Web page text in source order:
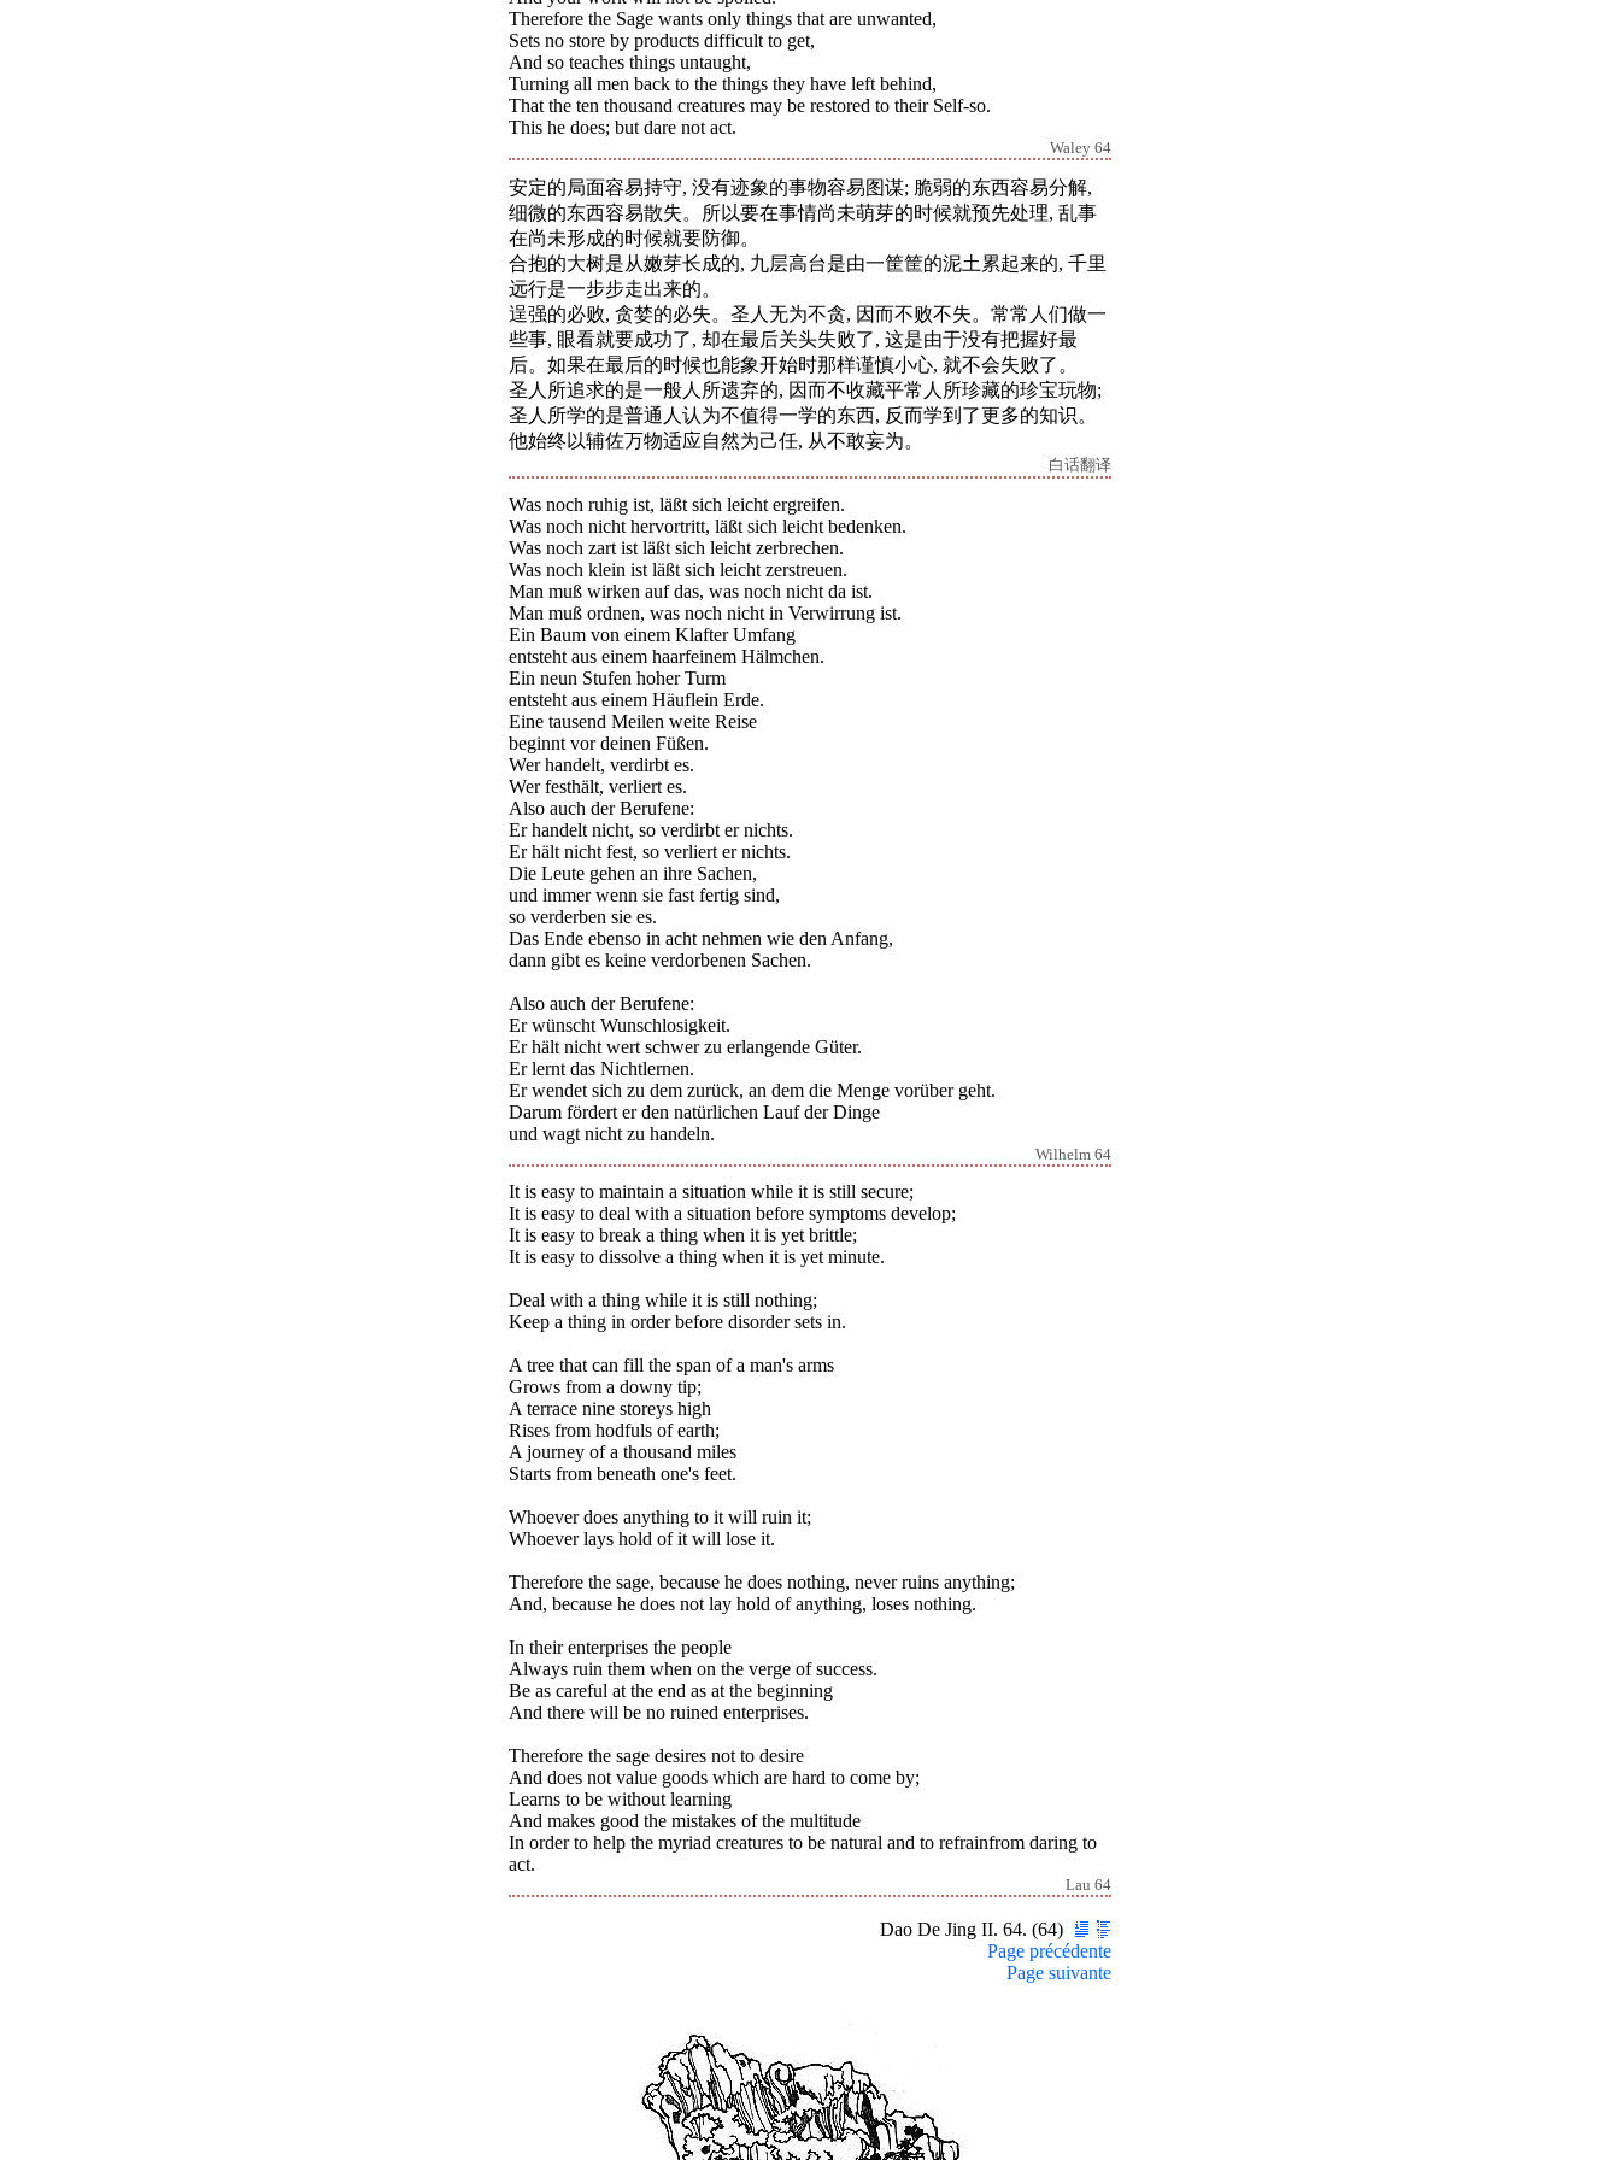
Therefore the Sage wants only things that are unwanted,
Sets no store by products difficult to get,
And so teaches things untaught,
Turning all men back to the things they have left behind,
That the ten thousand creatures may be restored to their Self-so.
This he does; but dare not act.
Waley 64
安定的局面容易持守, 没有迹象的事物容易图谋; 脆弱的东西容易分解,
细微的东西容易散失。所以要在事情尚未萌芽的时候就预先处理, 乱事
在尚未形成的时候就要防御。
合抱的大树是从嫩芽长成的, 九层高台是由一筐筐的泥土累起来的, 千里
远行是一步步走出来的。
逞强的必败, 贪婪的必失。圣人无为不贪, 因而不败不失。常常人们做一
些事, 眼看就要成功了, 却在最后关头失败了, 这是由于没有把握好最
后。如果在最后的时候也能象开始时那样谨慎小心, 就不会失败了。
圣人所追求的是一般人所遗弃的, 因而不收藏平常人所珍藏的珍宝玩物;
圣人所学的是普通人认为不值得一学的东西, 反而学到了更多的知识。
他始终以辅佐万物适应自然为己任, 从不敢妄为。
白话翻译
Was noch ruhig ist, läßt sich leicht ergreifen.
Was noch nicht hervortritt, läßt sich leicht bedenken.
Was noch zart ist läßt sich leicht zerbrechen.
Was noch klein ist läßt sich leicht zerstreuen.
Man muß wirken auf das, was noch nicht da ist.
Man muß ordnen, was noch nicht in Verwirrung ist.
Ein Baum von einem Klafter Umfang
entsteht aus einem haarfeinem Hälmchen.
Ein neun Stufen hoher Turm
entsteht aus einem Häuflein Erde.
Eine tausend Meilen weite Reise
beginnt vor deinen Füßen.
Wer handelt, verdirbt es.
Wer festhält, verliert es.
Also auch der Berufene:
Er handelt nicht, so verdirbt er nichts.
Er hält nicht fest, so verliert er nichts.
Die Leute gehen an ihre Sachen,
und immer wenn sie fast fertig sind,
so verderben sie es.
Das Ende ebenso in acht nehmen wie den Anfang,
dann gibt es keine verdorbenen Sachen.
Also auch der Berufene:
Er wünscht Wunschlosigkeit.
Er hält nicht wert schwer zu erlangende Güter.
Er lernt das Nichtlernen.
Er wendet sich zu dem zurück, an dem die Menge vorüber geht.
Darum fördert er den natürlichen Lauf der Dinge
und wagt nicht zu handeln.
Wilhelm 64
It is easy to maintain a situation while it is still secure;
It is easy to deal with a situation before symptoms develop;
It is easy to break a thing when it is yet brittle;
It is easy to dissolve a thing when it is yet minute.
Deal with a thing while it is still nothing;
Keep a thing in order before disorder sets in.
A tree that can fill the span of a man's arms
Grows from a downy tip;
A terrace nine storeys high
Rises from hodfuls of earth;
A journey of a thousand miles
Starts from beneath one's feet.
Whoever does anything to it will ruin it;
Whoever lays hold of it will lose it.
Therefore the sage, because he does nothing, never ruins anything;
And, because he does not lay hold of anything, loses nothing.
In their enterprises the people
Always ruin them when on the verge of success.
Be as careful at the end as at the beginning
And there will be no ruined enterprises.
Therefore the sage desires not to desire
And does not value goods which are hard to come by;
Learns to be without learning
And makes good the mistakes of the multitude
In order to help the myriad creatures to be natural and to refrainfrom daring to
act.
Lau 64
Dao De Jing II. 64. (64)
Page précédente
Page suivante